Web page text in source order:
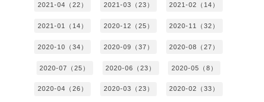
2021-04（22） 2021-03（23） 2021-02（14）
2021-01（14） 2020-12（25） 2020-11（32）
2020-10（34） 2020-09（37） 2020-08（27）
2020-07（25） 2020-06（23） 2020-05（8）
2020-04（26） 2020-03（23） 2020-02（33）